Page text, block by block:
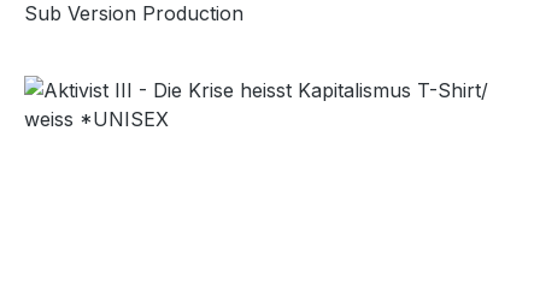
Sub Version Production
Bildergalerie überspringen